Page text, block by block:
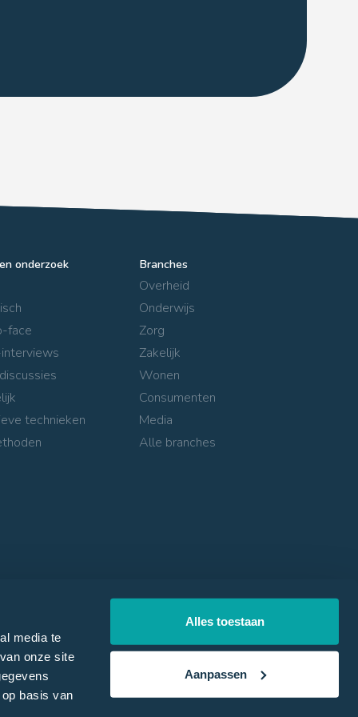
media te
onze site
basis van
Alles toestaan
Aanpassen
onderzoek
face
technieken
Branches
Overheid
Onderwijs
Zorg
Zakelijk
Wonen
Consumenten
Media
Alle branches
Privacyverklaring